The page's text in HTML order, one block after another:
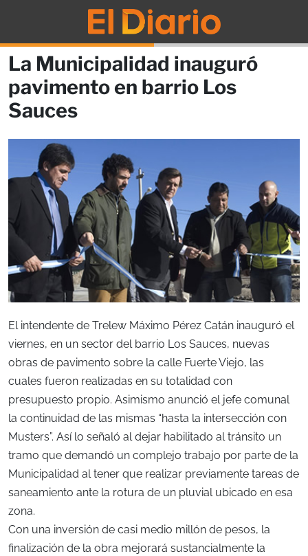
La Municipalidad inauguró
pavimento en barrio Los
Sauces
El intendente de Trelew Máximo Pérez Catán inauguró el
viernes, en un sector del barrio Los Sauces, nuevas
obras de pavimento sobre la calle Fuerte Viejo, las
cuales fueron realizadas en su totalidad con
presupuesto propio. Asimismo anunció el jefe comunal
la continuidad de las mismas “hasta la intersección con
Musters”. Así lo señaló al dejar habilitado al tránsito un
tramo que demandó un complejo trabajo por parte de la
Municipalidad al tener que realizar previamente tareas de
saneamiento ante la rotura de un pluvial ubicado en esa
zona.
Con una inversión de casi medio millón de pesos, la
finalización de la obra mejorará sustancialmente la